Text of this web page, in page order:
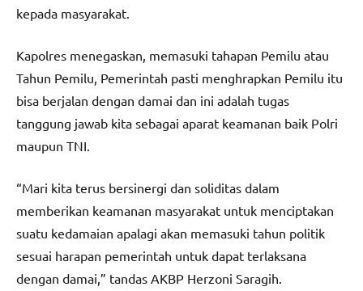
kepada masyarakat.
Kapolres menegaskan, memasuki tahapan Pemilu atau
Tahun Pemilu, Pemerintah pasti menghrapkan Pemilu itu
bisa berjalan dengan damai dan ini adalah tugas
tanggung jawab kita sebagai aparat keamanan baik Polri
maupun TNI.
“Mari kita terus bersinergi dan soliditas dalam
memberikan keamanan masyarakat untuk menciptakan
suatu kedamaian apalagi akan memasuki tahun politik
sesuai harapan pemerintah untuk dapat terlaksana
dengan damai,” tandas AKBP Herzoni Saragih.